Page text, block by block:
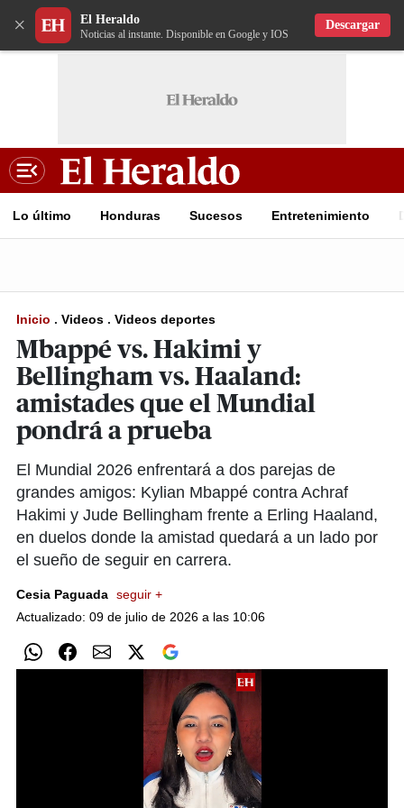
× El Heraldo
Noticias al instante. Disponible en Google y IOS
Descargar
Lo último Honduras Sucesos Entretenimiento
Inicio . Videos . Videos deportes
Mbappé vs. Hakimi y
Bellingham vs. Haaland:
amistades que el Mundial
pondrá a prueba
El Mundial 2026 enfrentará a dos parejas de
grandes amigos: Kylian Mbappé contra Achraf
Hakimi y Jude Bellingham frente a Erling Haaland,
en duelos donde la amistad quedará a un lado por
el sueño de seguir en carrera.
Cesia Paguada seguir +
Actualizado: 09 de julio de 2026 a las 10:06